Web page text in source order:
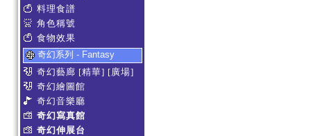
料理食譜
角色稱號
食物效果
奇幻系列 - Fantasy
奇幻藝廊 [精華] [廣場]
奇幻繪圖館
奇幻音樂廳
奇幻寫真館
奇幻伸展台